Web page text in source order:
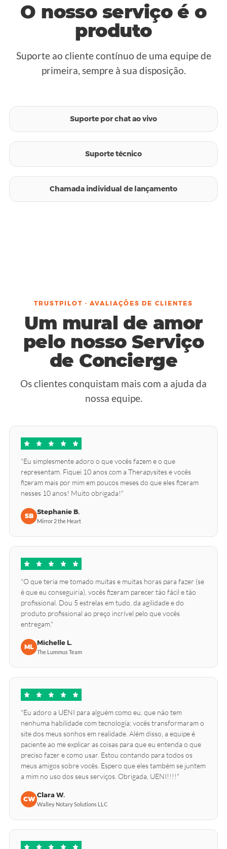
O nosso serviço é o
produto
Suporte ao cliente contínuo de uma equipe de
primeira, sempre à sua disposição.
Suporte por chat ao vivo
Suporte técnico
Chamada individual de lançamento
TRUSTPILOT · AVALIAÇÕES DE CLIENTES
Um mural de amor
pelo nosso Serviço
de Concierge
Os clientes conquistam mais com a ajuda da
nossa equipe.
"Eu simplesmente adoro o que vocês fazem e o que
representam. Fiquei 10 anos com a Therapysites e vocês
fizeram mais por mim em poucos meses do que eles fizeram
nesses 10 anos! Muito obrigada!"
SB Stephanie B.
Mirror 2 the Heart
"O que teria me tomado muitas e muitas horas para fazer (se
é que eu conseguiria), vocês fizeram parecer tão fácil e tão
profissional. Dou 5 estrelas em tudo, da agilidade e do
produto profissional ao preço incrível pelo que vocês
entregam."
ML Michelle L.
The Lummus Team
"Eu adoro a UENI para alguém como eu, que não tem
nenhuma habilidade com tecnologia; vocês transformaram o
site dos meus sonhos em realidade. Além disso, a equipe é
paciente ao me explicar as coisas para que eu entenda o que
preciso fazer e como usar. Estou contando para todos os
meus amigos sobre vocês. Espero que eles também se juntem
a mim no uso dos seus serviços. Obrigada, UENI!!!!"
CW Clara W.
Walley Notary Solutions LLC